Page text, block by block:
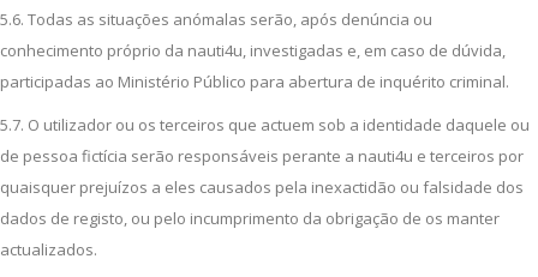
5.6. Todas as situações anómalas serão, após denúncia ou
conhecimento próprio da nauti4u, investigadas e, em caso de dúvida,
participadas ao Ministério Público para abertura de inquérito criminal.
5.7. O utilizador ou os terceiros que actuem sob a identidade daquele ou
de pessoa fictícia serão responsáveis perante a nauti4u e terceiros por
quaisquer prejuízos a eles causados pela inexactidão ou falsidade dos
dados de registo, ou pelo incumprimento da obrigação de os manter
actualizados.